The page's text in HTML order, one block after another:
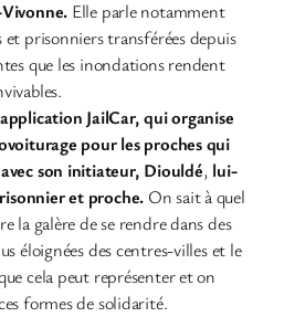
Elle parle notamment
et prisonniers transférées depuis
que les inondations rendent
JailCar, qui organise
pour les proches qui
son initiateur, Diouldé, lui-
et proche. On sait à quel
la galère de se rendre dans des
éloignées des centres-villes et le
cela peut représenter et on
formes de solidarité.